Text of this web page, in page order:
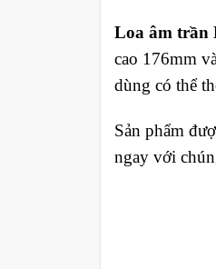
Loa âm trần
cao 176mm
dùng có thể
Sản phẩm
ngay với